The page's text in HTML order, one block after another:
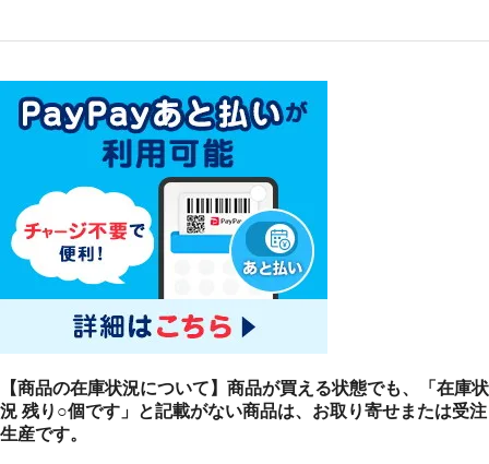
【商品の在庫状況について】商品が買える状態でも、「在庫状
況 残り○個です」と記載がない商品は、お取り寄せまたは受注
生産です。